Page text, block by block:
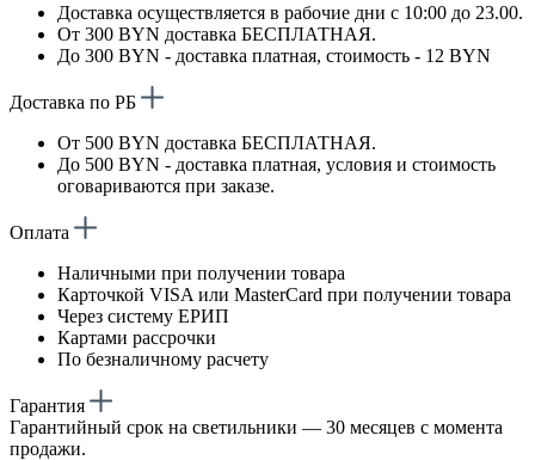
Доставка осуществляется в рабочие дни с 10:00 до 23.00.
От 300 BYN доставка БЕСПЛАТНАЯ.
До 300 BYN - доставка платная, стоимость - 12 BYN
Доставка по РБ
От 500 BYN доставка БЕСПЛАТНАЯ.
До 500 BYN - доставка платная, условия и стоимость
оговариваются при заказе.
Оплата
Наличными при получении товара
Карточкой VISA или MasterCard при получении товара
Через систему ЕРИП
Картами рассрочки
По безналичному расчету
Гарантия
Гарантийный срок на светильники — 30 месяцев с момента
продажи.